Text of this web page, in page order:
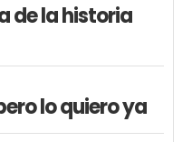
de la historia
lo quiero ya